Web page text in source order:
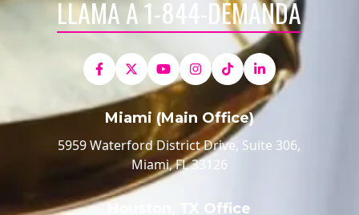
LLAMA A 1-844-DEMANDA
Miami (Main Office)
5959 Waterford District Drive, Suite 306,
Miami, FL 33126
Houston, TX Office